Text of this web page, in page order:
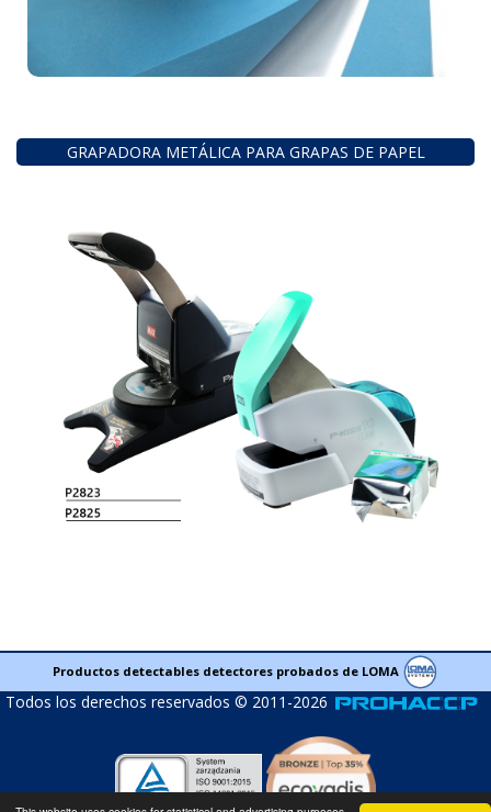
GRAPADORA METÁLICA PARA GRAPAS DE PAPEL
Productos detectables detectores probados de LOMA
Todos los derechos reservados © 2011-2026